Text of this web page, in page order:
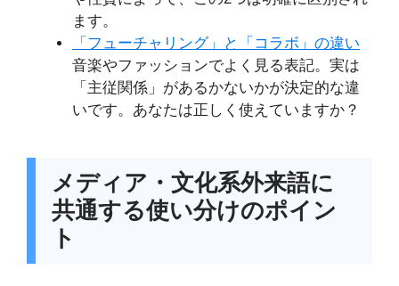
ます。
「フューチャリング」と「コラボ」の違い
音楽やファッションでよく見る表記。実は
「主従関係」があるかないかが決定的な違
いです。あなたは正しく使えていますか？
メディア・文化系外来語に
共通する使い分けのポイン
ト